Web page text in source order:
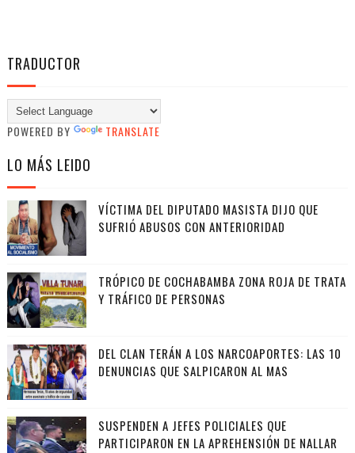
TRADUCTOR
POWERED BY TRANSLATE
LO MÁS LEIDO
VÍCTIMA DEL DIPUTADO MASISTA DIJO QUE
SUFRIÓ ABUSOS CON ANTERIORIDAD
TRÓPICO DE COCHABAMBA ZONA ROJA DE TRATA
Y TRÁFICO DE PERSONAS
DEL CLAN TERÁN A LOS NARCOAPORTES: LAS 10
DENUNCIAS QUE SALPICARON AL MAS
SUSPENDEN A JEFES POLICIALES QUE
PARTICIPARON EN LA APREHENSIÓN DE NALLAR